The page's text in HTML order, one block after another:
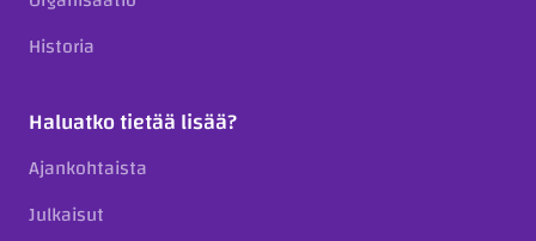
Historia
Haluatko tietää lisää?
Ajankohtaista
Julkaisut